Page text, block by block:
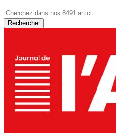
Rechercher